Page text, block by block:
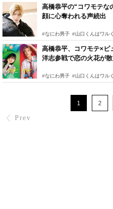
高橋恭平の“コワモテな
顔に心奪われる声続出
#なにわ男子 #山口くんはワル
高橋恭平、コワモテ×ピ
洋志参戦で恋の火花が
#なにわ男子 #山口くんはワル
Prev
1 2